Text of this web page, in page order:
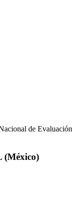
de Evaluación
(México)